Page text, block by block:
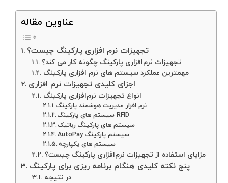
عناوین مقاله
تجهیزات نرم افزاری پارکینگ چیست؟
تجهیزات نرم‌افزاری پارکینگ چگونه کار می کند؟
مهمترین عملکرد سیستم های نرم افزاری پارکینگ
اجزای کلیدی تجهیزات نرم افزاری
انواع تجهیزات نرم‌افزاری پارکینگ
نرم افزار مدیریت هوشمند پارکینگ
سیستم های پارکینگ RFID
سیستم های پارکینگ رباتیک
AutoPay سیستم پارکینگ
سیستم های یکپارچه
مزایای استفاده از تجهیزات نرم‌افزاری پارکینگ چیست؟
پنج نکته کلیدی هنگام برنامه ریزی برای پارکینگ
در نتیجه